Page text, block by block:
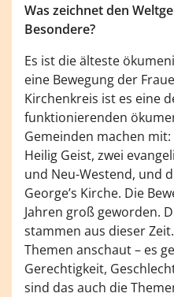
Was zeichnet den
Besondere?
Es ist die älteste
eine Bewegung der
Kirchenkreis ist es eine
funktionierenden
Gemeinden machen
Heilig Geist, zwei
und Neu-Westend, und
George’s Kirche. Die
Jahren groß geworden.
stammen aus dieser
Themen anschaut – es
Gerechtigkeit,
sind das auch die